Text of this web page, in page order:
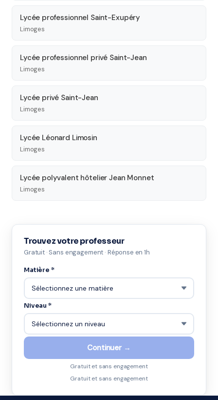
Lycée professionnel Saint-Exupéry
Limoges
Lycée professionnel privé Saint-Jean
Limoges
Lycée privé Saint-Jean
Limoges
Lycée Léonard Limosin
Limoges
Lycée polyvalent hôtelier Jean Monnet
Limoges
Trouvez votre professeur
Gratuit · Sans engagement · Réponse en 1h
Matière *
Niveau *
Continuer →
Gratuit et sans engagement
Gratuit et sans engagement